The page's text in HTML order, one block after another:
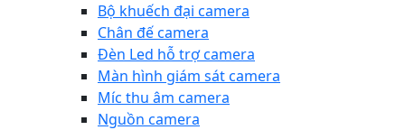
Bộ khuếch đại camera
Chân đế camera
Đèn Led hỗ trợ camera
Màn hình giám sát camera
Míc thu âm camera
Nguồn camera